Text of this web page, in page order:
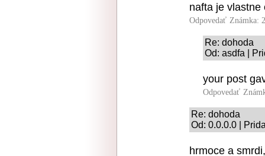
nafta je
Odpovedať Známka:
Re: dohoda
Od: asdfa |
your post
Odpovedať
Re: dohoda
Od: 0.0.0.0 |
hrmoce a